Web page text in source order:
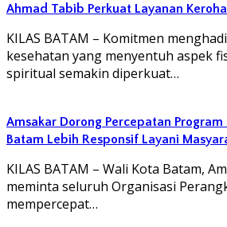
Ahmad Tabib Perkuat Layanan
KILAS BATAM – Komitmen
kesehatan yang menyentuh aspek
spiritual semakin diperkuat…
Amsakar Dorong Percepatan Program
Batam Lebih Responsif Layani
KILAS BATAM – Wali Kota Batam,
meminta seluruh Organisasi
mempercepat…